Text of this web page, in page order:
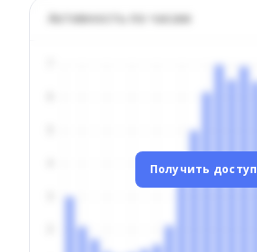
Активность по часам
Получить доступ